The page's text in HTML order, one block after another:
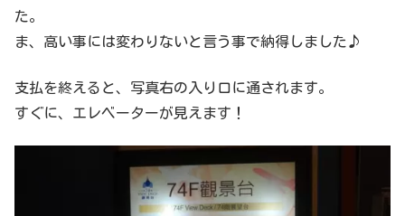
た。
ま、高い事には変わりないと言う事で納得しました♪
支払を終えると、写真右の入り口に通されます。
すぐに、エレベーターが見えます！